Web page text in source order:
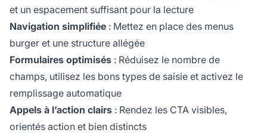
et un espacement suffisant pour la lecture
Navigation simplifiée : Mettez en place des menus
burger et une structure allégée
Formulaires optimisés : Réduisez le nombre de
champs, utilisez les bons types de saisie et activez le
remplissage automatique
Appels à l’action clairs : Rendez les CTA visibles,
orientés action et bien distincts